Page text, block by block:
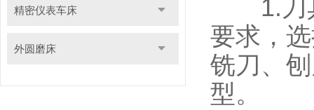
精密仪表车床
外圆磨床
1.刀具
要求，
铣刀、
型。